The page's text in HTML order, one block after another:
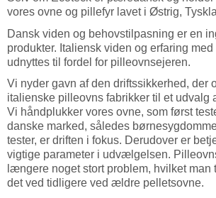
vores ovne og pillefyr lavet i Østrig,
Dansk viden og behovstilpasning er en
produkter. Italiensk viden og erfaring
udnyttes til fordel for pilleovnsejeren.
Vi nyder gavn af den driftssikkerhed, der
italienske pilleovns fabrikker til et udvalg
Vi håndplukker vores ovne, som først
danske marked, således
tester, er driften i fokus. Derudover er
vigtige parameter i udvælgelsen.
længere noget stort problem, hvilket man
det ved tidligere ved ældre pelletsovne.